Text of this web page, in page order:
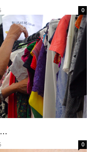
0
0